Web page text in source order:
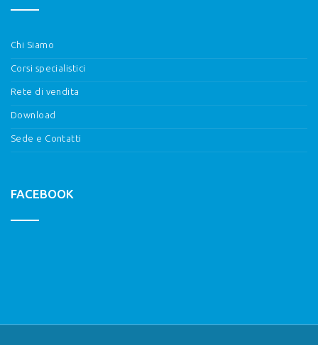
Chi Siamo
Corsi specialistici
Rete di vendita
Download
Sede e Contatti
FACEBOOK